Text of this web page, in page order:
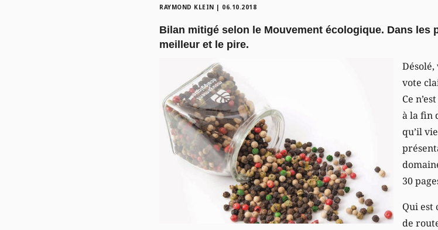
RAYMOND KLEIN | 06.10.2018
Bilan mitigé selon le Mouvement écologique. Dans les
meilleur et le pire.
vote
Ce
à la fin
qu’il
30
Qui
de